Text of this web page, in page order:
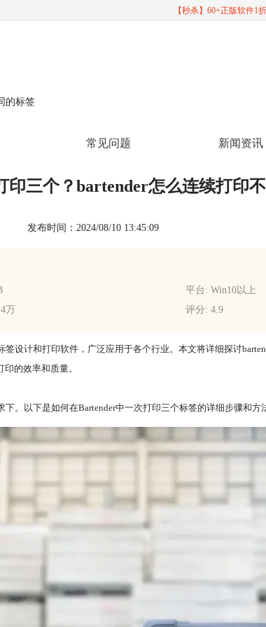
【秒杀】60+正版软件1
的标签
常见问题 新闻资讯
印三个？bartender怎么连续打印
发布时间：2024/08/10 13:45:09
平台: Win10以上
万 评分: 4.9
设计和打印软件，广泛应用于各个行业。本文将详细探讨
的效率和质量。
。以下是如何在Bartender中一次打印三个标签的详细步骤和方